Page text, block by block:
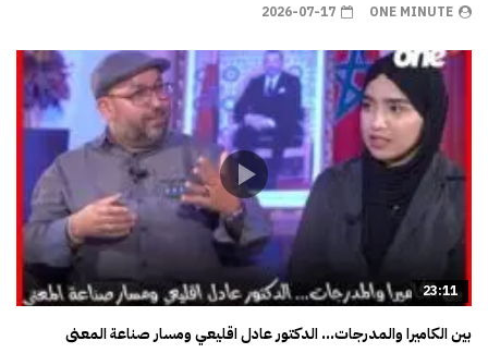
ONE MINUTE
2026-07-17
23:11
بين الكاميرا والمدرجات… الدكتور عادل اقليعي ومسار صناعة المعنى